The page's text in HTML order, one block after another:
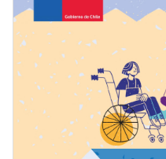
lectura
en
bibliotecas
públicas